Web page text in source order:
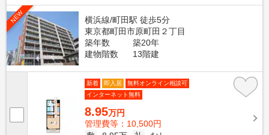
NEW
横浜線/町田駅 徒歩5分
東京都町田市原町田２丁目
築年数
築20年
建物階数
13階建
新着 即入居
無料オンライン相談可
インターネット無料
8.95万円
管理費等：10,500円